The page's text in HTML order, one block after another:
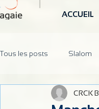
ACCUEIL
Tous les posts Slalom
Pôle Espoir
CRCK